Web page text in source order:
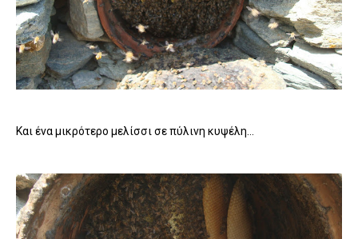
Και ένα μικρότερο μελίσσι σε πύλινη κυψέλη...